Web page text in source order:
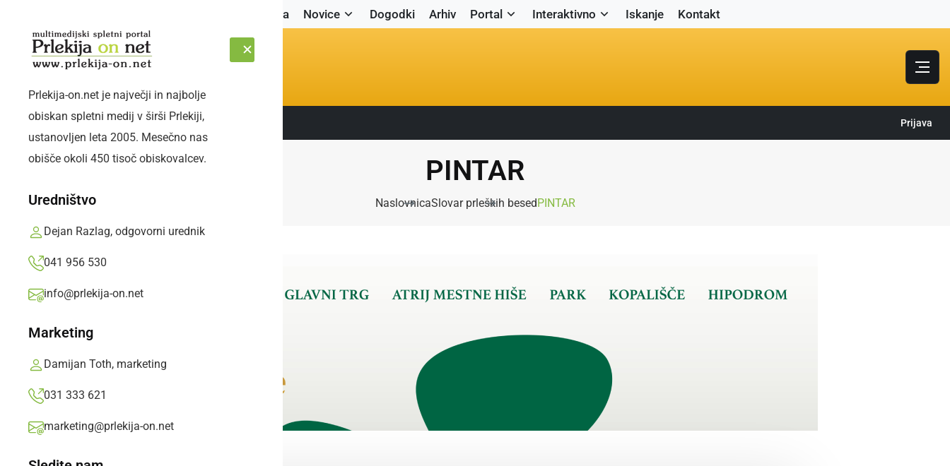
Naslovnica Novice Dogodki Arhiv Portal Interaktivno Iskanje Kontakt
PETEK, 7. AVGUST 2026 Sledite nam: Prijava
Prlekija-on.net je največji in najbolje
obiskan spletni medij v širši Prlekiji,
ustanovljen leta 2005. Mesečno nas
obišče okoli 450 tisoč obiskovalcev.
Uredništvo
Dejan Razlag, odgovorni urednik
041 956 530
info@prlekija-on.net
Marketing
Damijan Toth, marketing
031 333 621
marketing@prlekija-on.net
PINTAR
NaslovnicaSlovar prleških besedPINTAR